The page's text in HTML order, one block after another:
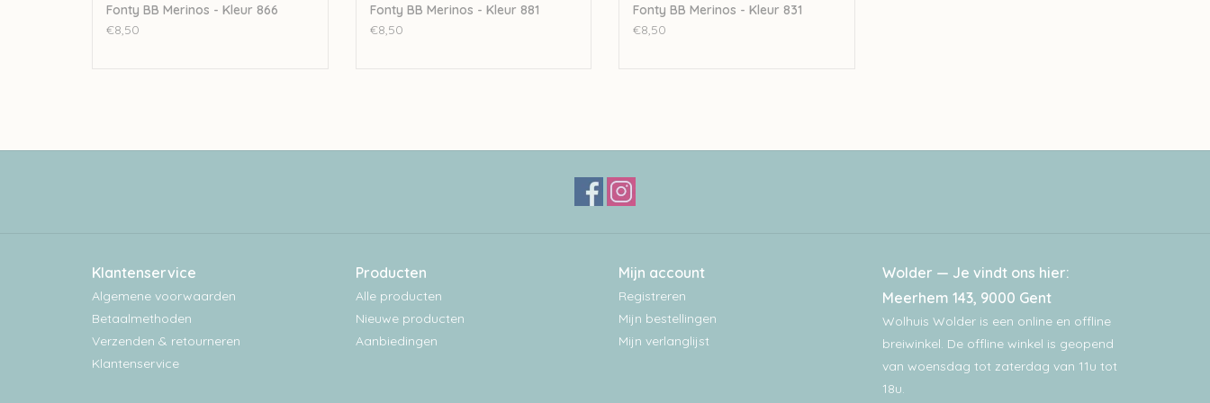
Fonty BB Merinos - Kleur 866
€8,50
Fonty BB Merinos - Kleur 881
€8,50
Fonty BB Merinos - Kleur 831
€8,50
Klantenservice
Algemene voorwaarden
Betaalmethoden
Verzenden & retourneren
Klantenservice
Producten
Alle producten
Nieuwe producten
Aanbiedingen
Mijn account
Registreren
Mijn bestellingen
Mijn verlanglijst
Wolder — Je vindt ons hier:
Meerhem 143, 9000 Gent
Wolhuis Wolder is een online en offline
breiwinkel. De offline winkel is geopend
van woensdag tot zaterdag van 11u tot
18u.